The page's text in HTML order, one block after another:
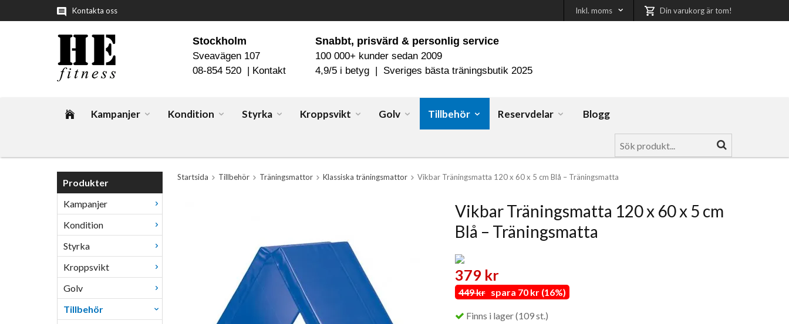
Kontakta oss Inkl. moms Din varukorg är tom!
Snabbt, prisvärd & personlig service
100 000+ kunder sedan 2009
4,9/5 i betyg | Sveriges bästa träningsbutik 2025
Stockholm
Sveavägen 107
08-854 520 | Kontakt
Kampanjer Kondition Styrka Kroppsvikt Golv Tillbehör Reservdelar Blogg
Produkter
Kampanjer
Kondition
Styrka
Kroppsvikt
Golv
Tillbehör
Startsida Tillbehör Träningsmattor Klassiska träningsmattor Vikbar Träningsmatta 120 x 60 x 5 cm Blå – Träningsmatta
Vikbar Träningsmatta 120 x 60 x 5 cm
Blå – Träningsmatta
379 kr
449 krspara 70 kr (16%)
Finns i lager (109 st.)